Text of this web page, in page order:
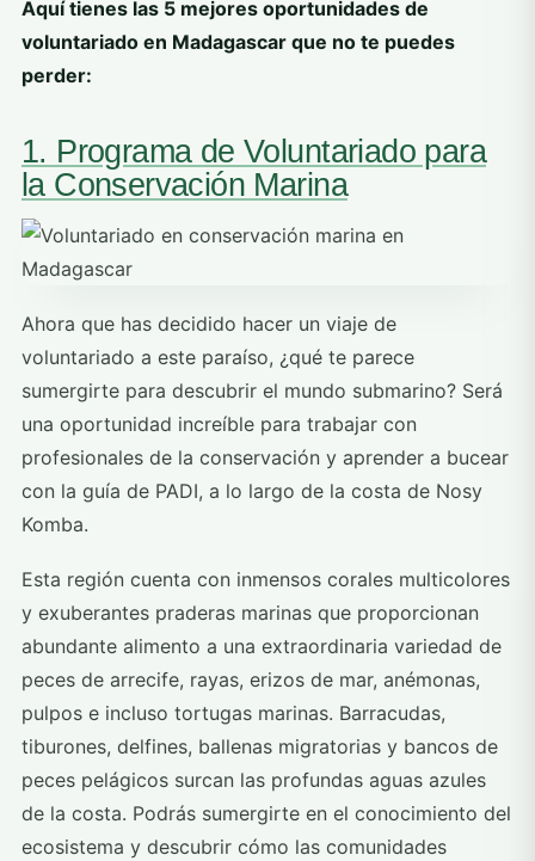
Aquí tienes las 5 mejores oportunidades de
voluntariado en Madagascar que no te puedes
perder:
1. Programa de Voluntariado para
la Conservación Marina
Ahora que has decidido hacer un viaje de
voluntariado a este paraíso, ¿qué te parece
sumergirte para descubrir el mundo submarino? Será
una oportunidad increíble para trabajar con
profesionales de la conservación y aprender a bucear
con la guía de PADI, a lo largo de la costa de Nosy
Komba.
Esta región cuenta con inmensos corales multicolores
y exuberantes praderas marinas que proporcionan
abundante alimento a una extraordinaria variedad de
peces de arrecife, rayas, erizos de mar, anémonas,
pulpos e incluso tortugas marinas. Barracudas,
tiburones, delfines, ballenas migratorias y bancos de
peces pelágicos surcan las profundas aguas azules
de la costa. Podrás sumergirte en el conocimiento del
ecosistema y descubrir cómo las comunidades